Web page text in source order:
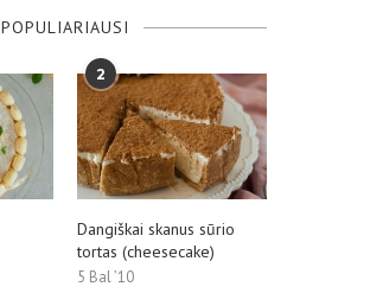
POPULIARIAUSI
2
Dangiškai skanus sūrio
tortas (cheesecake)
5 Bal ’10